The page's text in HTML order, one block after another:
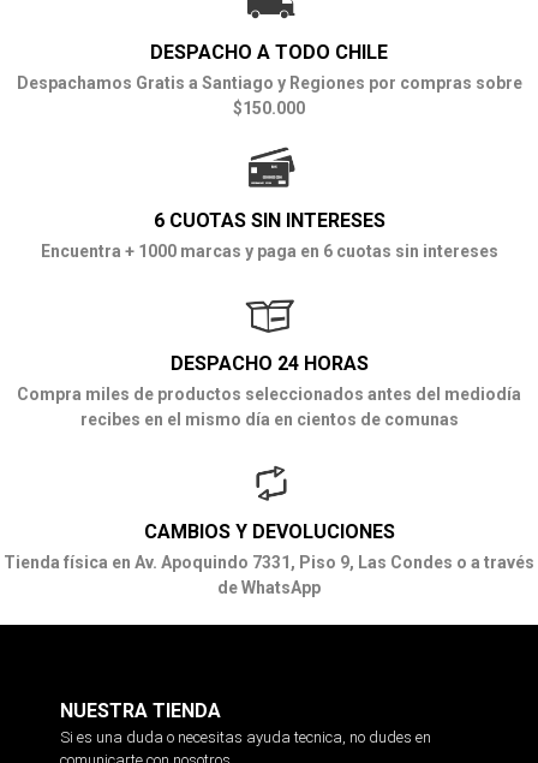
DESPACHO A TODO CHILE
Despachamos Gratis a Santiago y Regiones por compras sobre
$150.000
6 CUOTAS SIN INTERESES
Encuentra + 1000 marcas y paga en 6 cuotas sin intereses
DESPACHO 24 HORAS
Compra miles de productos seleccionados antes del mediodía
recibes en el mismo día en cientos de comunas
CAMBIOS Y DEVOLUCIONES
Tienda física en Av. Apoquindo 7331, Piso 9, Las Condes o a través
de WhatsApp
NUESTRA TIENDA
Si es una duda o necesitas ayuda tecnica, no dudes en